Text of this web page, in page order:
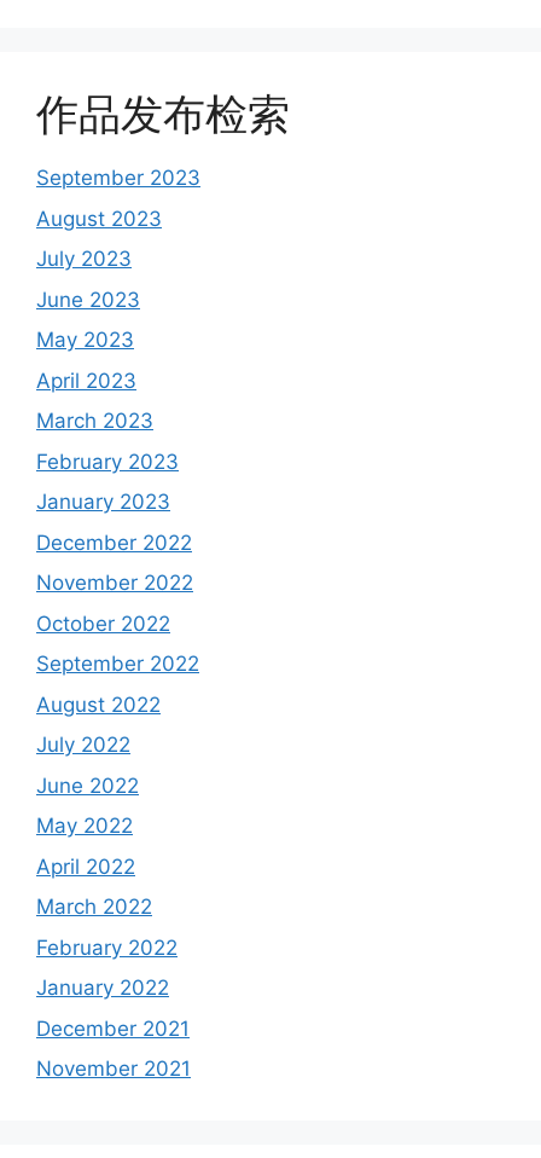
作品发布检索
September 2023
August 2023
July 2023
June 2023
May 2023
April 2023
March 2023
February 2023
January 2023
December 2022
November 2022
October 2022
September 2022
August 2022
July 2022
June 2022
May 2022
April 2022
March 2022
February 2022
January 2022
December 2021
November 2021